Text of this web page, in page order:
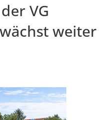
VG
weiter